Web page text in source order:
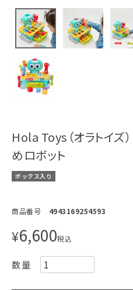
Hola Toys（オラトイズ
めロボット
ボックス入り
商品番号 4943169254593
¥6,600税込